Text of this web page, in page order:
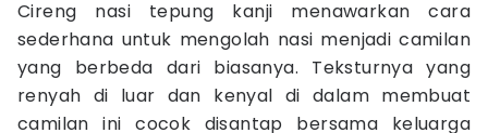
Cireng nasi tepung kanji menawarkan cara
sederhana untuk mengolah nasi menjadi camilan
yang berbeda dari biasanya. Teksturnya yang
renyah di luar dan kenyal di dalam membuat
camilan ini cocok disantap bersama keluarga